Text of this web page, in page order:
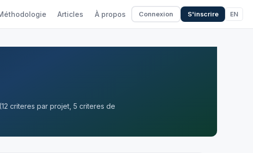
Articles À propos Connexion S'inscrire EN
criteres par projet, 5 criteres de